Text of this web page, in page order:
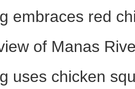
embraces red
of Manas
uses chicken